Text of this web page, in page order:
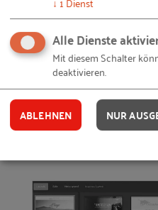
TIPP: Nehmen Sie sich
die Homepagebeispiele
einfachen Mitteln und
erzielt man beachtliche
finden Sie das Beispiel
für eine gelungene
Alle Dienste
Mit diesem Schalter
deaktivieren.
ABLEHNEN NUR